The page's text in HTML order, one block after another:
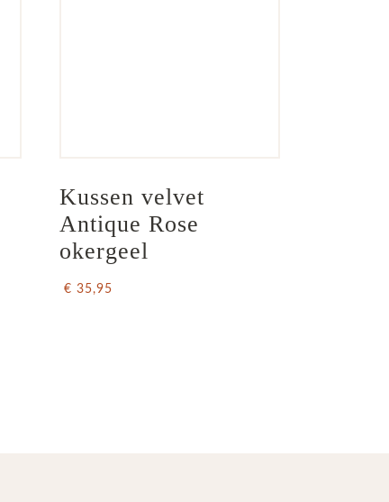
Kussen velvet
Antique Rose
okergeel
€ 35,95